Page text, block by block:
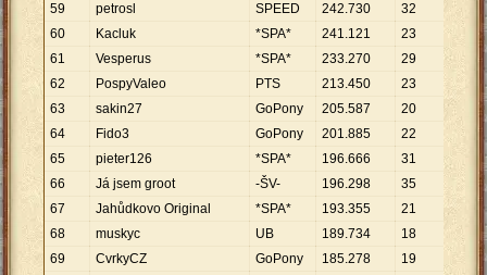
59
petrosl SPEED 242.730 32
60
Kacluk *SPA* 241.121 23
61
Vesperus *SPA* 233.270 29 8
62
PospyValeo PTS 213.450 23
63
sakin27 GoPony 205.587 20
64
Fido3 GoPony 201.885 22 9
65
pieter126 *SPA* 196.666 31
66
Já jsem groot -ŠV- 196.298 35 5
67
Jahůdkovo Original *SPA* 193.355 21
68
muskyc UB 189.734 18
69
CvrkyCZ GoPony 185.278 19